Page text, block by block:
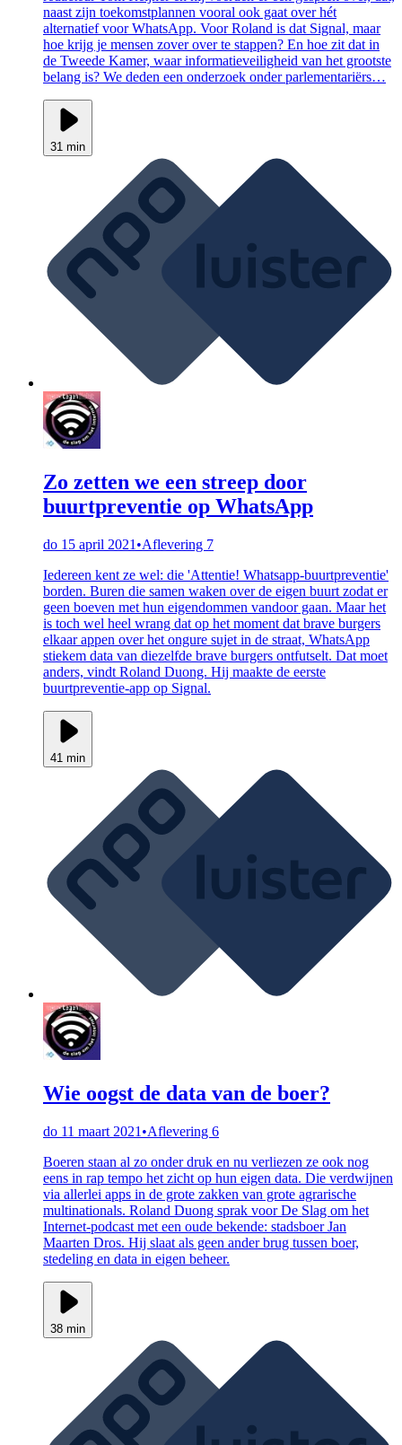
naast zijn toekomstplannen vooral ook gaat over hét
alternatief voor WhatsApp. Voor Roland is dat Signal, maar
hoe krijg je mensen zover over te stappen? En hoe zit dat in
de Tweede Kamer, waar informatieveiligheid van het grootste
belang is? We deden een onderzoek onder parlementariërs…
31 min
Zo zetten we een streep door
buurtpreventie op WhatsApp
do 15 april 2021 •Aflevering 7
Iedereen kent ze wel: die 'Attentie! Whatsapp-buurtpreventie'
borden. Buren die samen waken over de eigen buurt zodat er
geen boeven met hun eigendommen vandoor gaan. Maar het
is toch wel heel wrang dat op het moment dat brave burgers
elkaar appen over het ongure sujet in de straat, WhatsApp
stiekem data van diezelfde brave burgers ontfutselt. Dat moet
anders, vindt Roland Duong. Hij maakte de eerste
buurtpreventie-app op Signal.
41 min
Wie oogst de data van de boer?
do 11 maart 2021 •Aflevering 6
Boeren staan al zo onder druk en nu verliezen ze ook nog
eens in rap tempo het zicht op hun eigen data. Die verdwijnen
via allerlei apps in de grote zakken van grote agrarische
multinationals. Roland Duong sprak voor De Slag om het
Internet-podcast met een oude bekende: stadsboer Jan
Maarten Dros. Hij slaat als geen ander brug tussen boer,
stedeling en data in eigen beheer.
38 min